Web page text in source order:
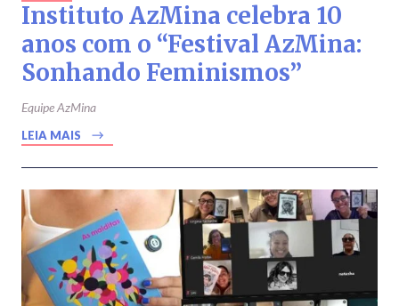
Instituto AzMina celebra 10
anos com o “Festival AzMina:
Sonhando Feminismos”
Equipe AzMina